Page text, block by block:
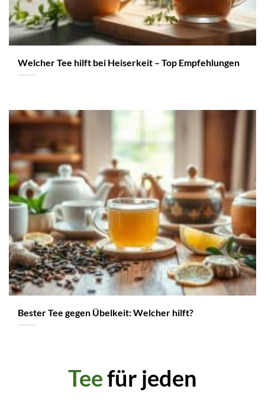
Welcher Tee hilft bei Heiserkeit – Top Empfehlungen
Bester Tee gegen Übelkeit: Welcher hilft?
Teefür jeden